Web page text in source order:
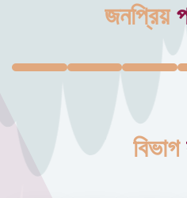
জনপ্রিয়
বিভাগ